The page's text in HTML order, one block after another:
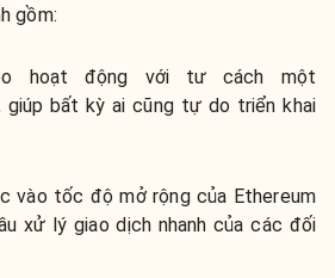
gồm:
hoạt động với tư cách một
giúp bất kỳ ai cũng tự do triển khai
vào tốc độ mở rộng của Ethereum
xử lý giao dịch nhanh của các đối